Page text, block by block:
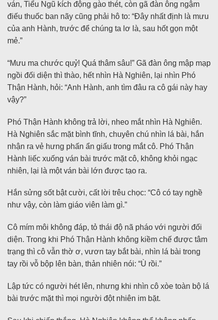
ván, Tiểu Ngũ kích động gào thét, còn gã đàn ông ngậm
điếu thuốc ban nãy cũng phải hô to: “Đây nhất định là mưu
của anh Hành, trước để chúng ta lơ là, sau hốt gọn một
mẻ.”
“Mưu ma chước quỷ! Quá thâm sâu!” Gã đàn ông mập mạp
ngồi đối diện thì thào, hết nhìn Hà Nghiên, lại nhìn Phó
Thận Hành, hỏi: “Anh Hành, anh tìm đâu ra cô gái này hay
vậy?”
Phó Thận Hành không trả lời, nheo mắt nhìn Hà Nghiên.
Hà Nghiên sắc mặt bình tĩnh, chuyên chú nhìn lá bài, hắn
nhận ra vẻ hưng phấn ẩn giấu trong mắt cô. Phó Thận
Hành liếc xuống ván bài trước mặt cô, không khỏi ngạc
nhiên, lại là một ván bài lớn được tạo ra.
Hắn sửng sốt bật cười, cất lời trêu chọc: “Cô có tay nghề
như vậy, còn làm giáo viên làm gì.”
Cô mím môi không đáp, tỏ thái độ nã pháo với người đối
diện. Trong khi Phó Thận Hành không kiềm chế được tâm
trạng thì cô vẫn thờ ơ, vươn tay bắt bài, nhìn lá bài trong
tay rồi vỗ bộp lên bàn, thản nhiên nói: “Ù rồi.”
Lập tức có người hét lên, nhưng khi nhìn cô xòe toàn bộ lá
bài trước mặt thì mọi người đột nhiên im bặt.